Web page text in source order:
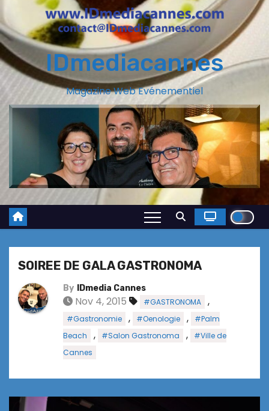
IDmediacannes
Magazine Web Evénementiel
SOIREE DE GALA GASTRONOMA
By IDmedia Cannes
Nov 4, 2015 #GASTRONOMA ,
#Gastronomie , #Oenologie ,
#Palm
Beach
, #Salon Gastronoma ,
#Ville de
Cannes